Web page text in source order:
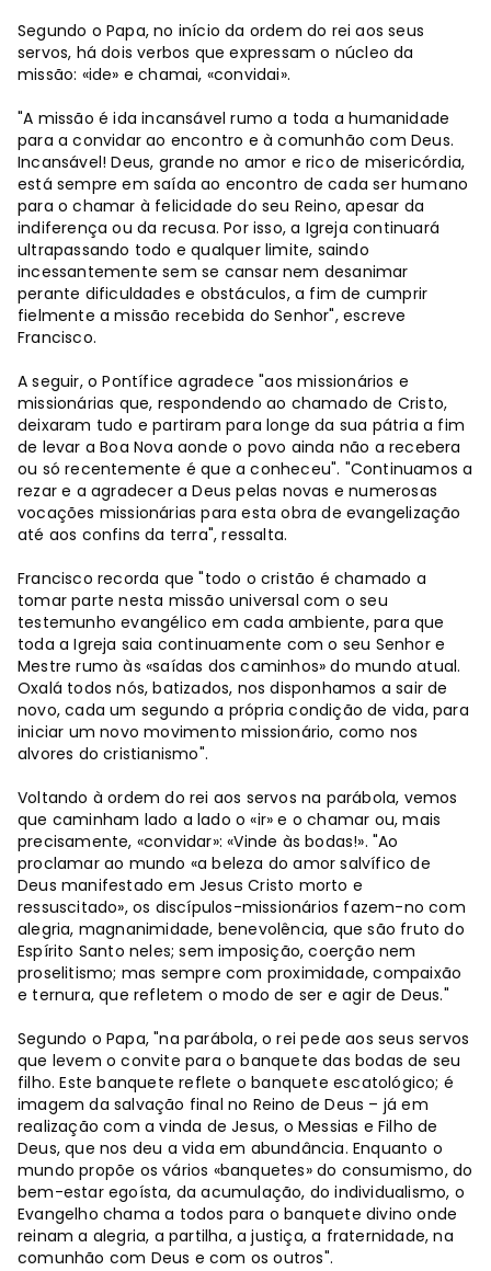
Segundo o Papa, no início da ordem do rei aos seus
servos, há dois verbos que expressam o núcleo da
missão: «ide» e chamai, «convidai».
"A missão é ida incansável rumo a toda a humanidade
para a convidar ao encontro e à comunhão com Deus.
Incansável! Deus, grande no amor e rico de misericórdia,
está sempre em saída ao encontro de cada ser humano
para o chamar à felicidade do seu Reino, apesar da
indiferença ou da recusa. Por isso, a Igreja continuará
ultrapassando todo e qualquer limite, saindo
incessantemente sem se cansar nem desanimar
perante dificuldades e obstáculos, a fim de cumprir
fielmente a missão recebida do Senhor", escreve
Francisco.
A seguir, o Pontífice agradece "aos missionários e
missionárias que, respondendo ao chamado de Cristo,
deixaram tudo e partiram para longe da sua pátria a fim
de levar a Boa Nova aonde o povo ainda não a recebera
ou só recentemente é que a conheceu". "Continuamos a
rezar e a agradecer a Deus pelas novas e numerosas
vocações missionárias para esta obra de evangelização
até aos confins da terra", ressalta.
Francisco recorda que "todo o cristão é chamado a
tomar parte nesta missão universal com o seu
testemunho evangélico em cada ambiente, para que
toda a Igreja saia continuamente com o seu Senhor e
Mestre rumo às «saídas dos caminhos» do mundo atual.
Oxalá todos nós, batizados, nos disponhamos a sair de
novo, cada um segundo a própria condição de vida, para
iniciar um novo movimento missionário, como nos
alvores do cristianismo".
Voltando à ordem do rei aos servos na parábola, vemos
que caminham lado a lado o «ir» e o chamar ou, mais
precisamente, «convidar»: «Vinde às bodas!». "Ao
proclamar ao mundo «a beleza do amor salvífico de
Deus manifestado em Jesus Cristo morto e
ressuscitado», os discípulos-missionários fazem-no com
alegria, magnanimidade, benevolência, que são fruto do
Espírito Santo neles; sem imposição, coerção nem
proselitismo; mas sempre com proximidade, compaixão
e ternura, que refletem o modo de ser e agir de Deus."
Segundo o Papa, "na parábola, o rei pede aos seus servos
que levem o convite para o banquete das bodas de seu
filho. Este banquete reflete o banquete escatológico; é
imagem da salvação final no Reino de Deus – já em
realização com a vinda de Jesus, o Messias e Filho de
Deus, que nos deu a vida em abundância. Enquanto o
mundo propõe os vários «banquetes» do consumismo, do
bem-estar egoísta, da acumulação, do individualismo, o
Evangelho chama a todos para o banquete divino onde
reinam a alegria, a partilha, a justiça, a fraternidade, na
comunhão com Deus e com os outros".